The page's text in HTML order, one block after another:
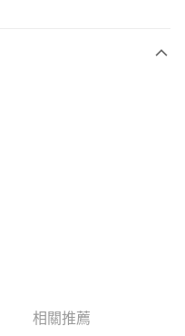
儲值。相關推薦